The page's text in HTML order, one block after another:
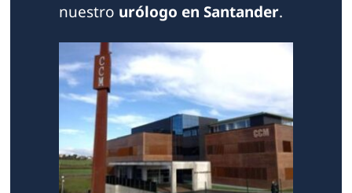
nuestro urólogo en Santander.